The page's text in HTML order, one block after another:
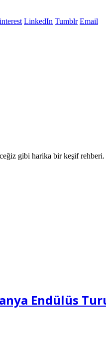
LinkedIn Tumblr Email
gibi harika bir keşif rehberi.
Endülüs